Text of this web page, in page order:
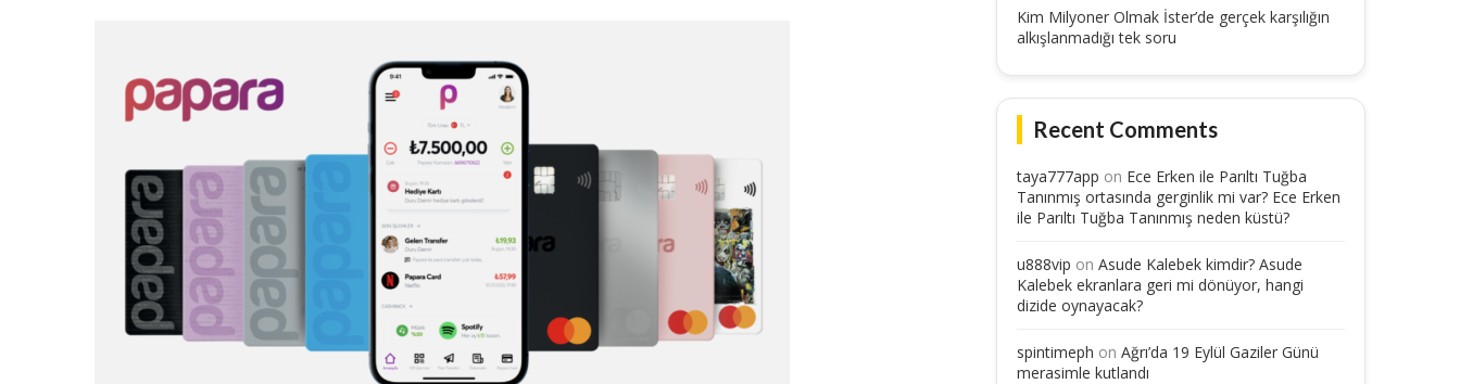
Kim Milyoner Olmak İster’de gerçek karşılığın
alkışlanmadığı tek soru
Recent Comments
taya777app on Ece Erken ile Parıltı Tuğba
Tanınmış ortasında gerginlik mi var? Ece Erken
ile Parıltı Tuğba Tanınmış neden küstü?
u888vip on Asude Kalebek kimdir? Asude
Kalebek ekranlara geri mi dönüyor, hangi
dizide oynayacak?
spintimeph on Ağrı’da 19 Eylül Gaziler Günü
merasimle kutlandı